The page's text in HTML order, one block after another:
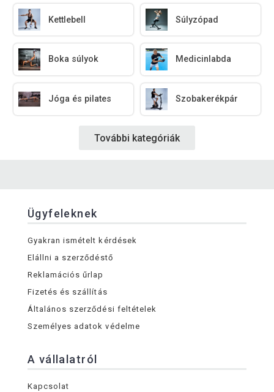
Kettlebell Súlyzópad
Boka súlyok Medicinlabda
Jóga és pilates Szobakerékpár
További kategóriák
Ügyfeleknek
Gyakran ismételt kérdések
Elállni a szerződéstő
Reklamációs űrlap
Fizetés és szállítás
Általános szerződési feltételek
Személyes adatok védelme
A vállalatról
Kapcsolat